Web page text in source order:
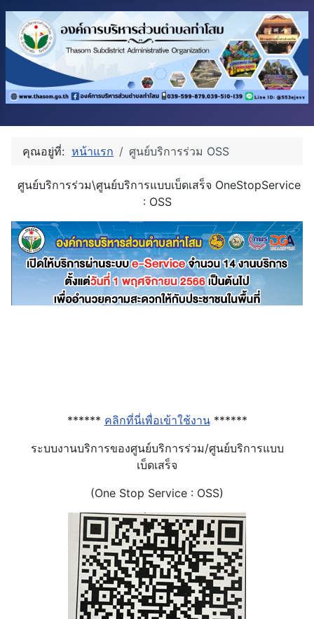
คุณอยู่ที่: หน้าแรก ศูนย์บริการร่วม OSS
ศูนย์บริการร่วม\ศูนย์บริการแบบเบ็ดเสร็จ OneStopService
: OSS
****** คลิกที่นี่เพื่อเข้าใช้งาน******
ระบบงานบริการของศูนย์บริการร่วม/ศูนย์บริการแบบ
เบ็ดเสร็จ
(One Stop Service : OSS)